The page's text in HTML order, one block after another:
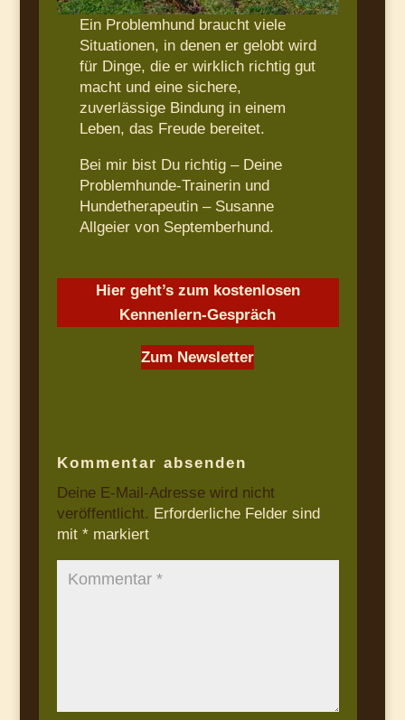
Ein Problemhund braucht viele
Situationen, in denen er gelobt wird
für Dinge, die er wirklich richtig gut
macht und eine sichere,
zuverlässige Bindung in einem
Leben, das Freude bereitet.
Bei mir bist Du richtig – Deine
Problemhunde-Trainerin und
Hundetherapeutin – Susanne
Allgeier von Septemberhund.
Hier geht’s zum kostenlosen
Kennenlern-Gespräch
Zum Newsletter
Kommentar absenden
Deine E-Mail-Adresse wird nicht
veröffentlicht. Erforderliche Felder sind
mit *markiert